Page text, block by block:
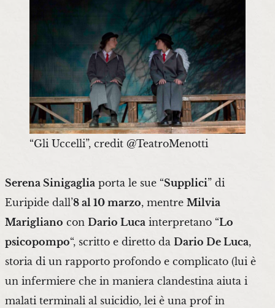
“Gli Uccelli”, credit @TeatroMenotti
Serena Sinigaglia porta le sue “Supplici” di
Euripide dall’8 al 10 marzo, mentre Milvia
Marigliano con Dario Luca interpretano “Lo
psicopompo“, scritto e diretto da Dario De Luca,
storia di un rapporto profondo e complicato (lui è
un infermiere che in maniera clandestina aiuta i
malati terminali al suicidio, lei è una prof in